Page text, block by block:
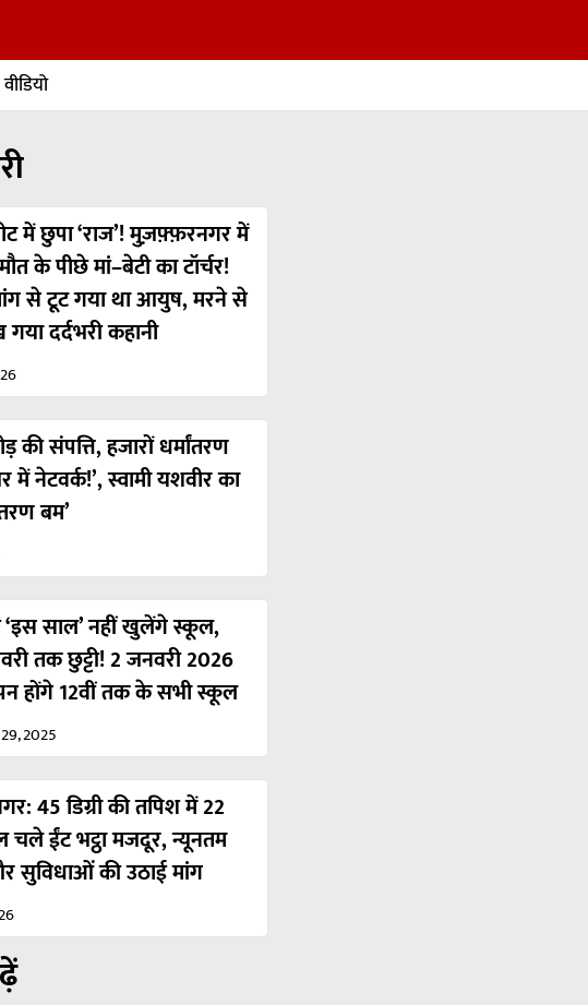
वीडियो
में छुपा ‘राज’! मुज़फ़्फ़रनगर में
के पीछे मां–बेटी का टॉर्चर!
से टूट गया था आयुष, मरने से
दर्दभरी कहानी
की संपत्ति, हजारों धर्मांतरण
नेटवर्क!’, स्वामी यशवीर का
बम’
साल’ नहीं खुलेंगे स्कूल,
तक छुट्टी! 2 जनवरी 2026
होंगे 12वीं तक के सभी स्कूल
2025
45 डिग्री की तपिश में 22
चले ईंट भट्ठा मजदूर, न्यूनतम
सुविधाओं की उठाई मांग